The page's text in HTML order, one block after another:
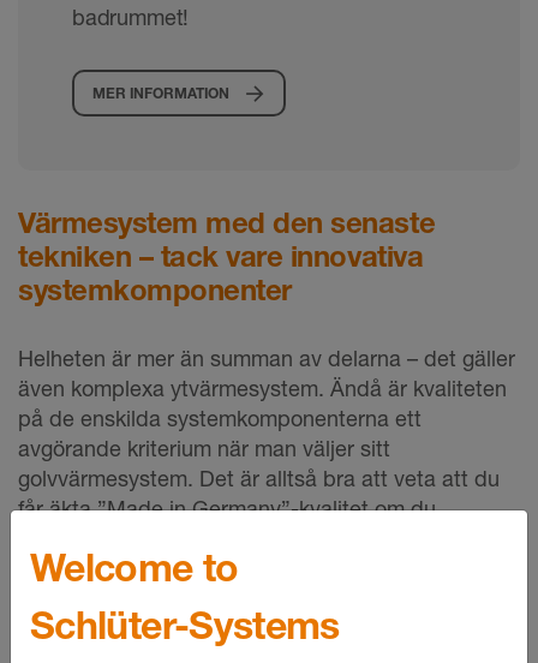
badrummet!
MER INFORMATION
Värmesystem med den senaste
tekniken – tack vare innovativa
systemkomponenter
Helheten är mer än summan av delarna – det gäller
även komplexa ytvärmesystem. Ändå är kvaliteten
på de enskilda systemkomponenterna ett
avgörande kriterium när man väljer sitt
golvvärmesystem. Det är alltså bra att veta att du
får äkta ”Made in Germany”-kvalitet om du
Welcome to
Schlüter-Systems